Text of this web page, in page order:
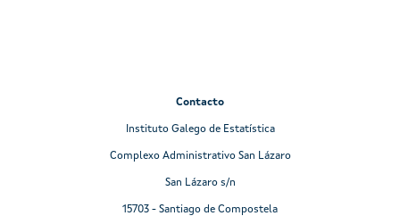
Contacto
Instituto Galego de Estatística
Complexo Administrativo San Lázaro
San Lázaro s/n
15703 - Santiago de Compostela